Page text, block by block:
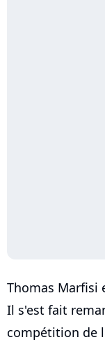
Thomas Marfisi
Il s'est fait
compétition de